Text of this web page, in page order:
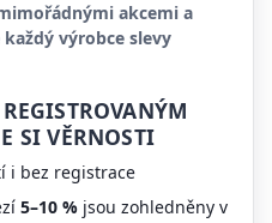
akcemi a
výrobce slevy
SI VĚRNOSTI
i bez registrace
5–10 % jsou zohledněny v